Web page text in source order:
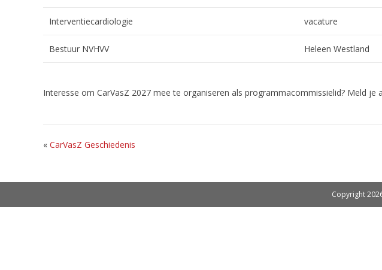
Interventiecardiologie vacature
Bestuur NVHVV Heleen Westland
Interesse om CarVasZ 2027 mee te organiseren als programmacommissielid? Meld je
« CarVasZ Geschiedenis
Copyright